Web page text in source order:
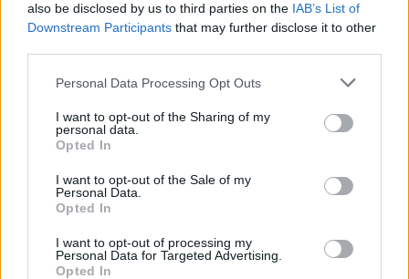
also be disclosed by us to third parties on the IAB’s List of
Downstream Participants that may further disclose it to other
Personal Data Processing Opt Outs
I want to opt-out of the Sharing of my
personal data.
Opted In
I want to opt-out of the Sale of my
Personal Data.
Opted In
I want to opt-out of processing my
Personal Data for Targeted Advertising.
Opted In